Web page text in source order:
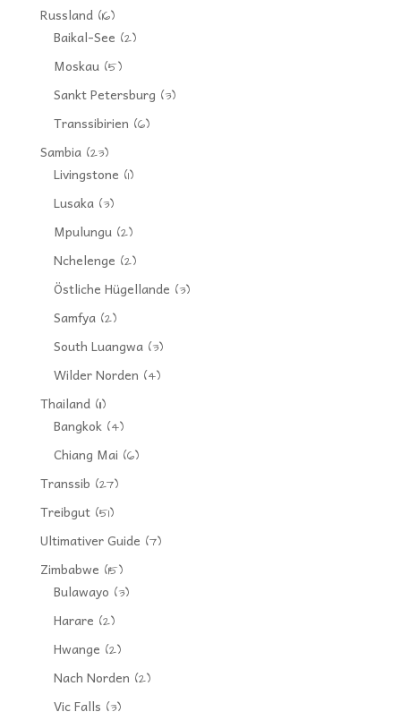
Russland(16)
Baikal-See (2)
Moskau(5)
Sankt Petersburg (3)
Transsibirien (6)
Sambia(23)
Livingstone (1)
Lusaka(3)
Mpulungu(2)
Nchelenge (2)
Östliche Hügellande (3)
Samfya(2)
South Luangwa(3)
Wilder Norden (4)
Thailand(11)
Bangkok(4)
Chiang Mai (6)
Transsib (27)
Treibgut(51)
Ultimativer Guide (7)
Zimbabwe (15)
Bulawayo (3)
Harare (2)
Hwange (2)
Nach Norden (2)
Vic Falls (3)